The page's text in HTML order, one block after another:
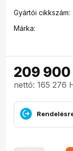
Gyártói cikkszám:
Márka:
209 900
nettó: 165 276